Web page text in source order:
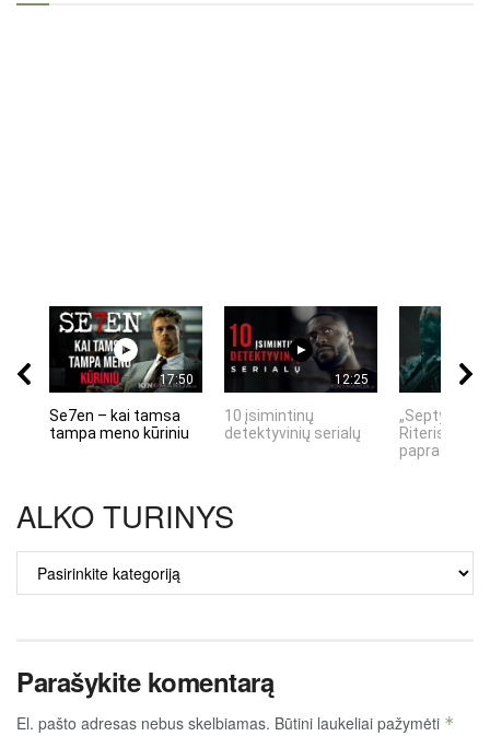
17:50
Se7en – kai tamsa
tampa meno kūriniu
12:25
10 įsimintinų
detektyvinių serialų
„Septynių
Riteris" – kai
ALKO TURINYS
ALKO
TURINYS
Parašykite komentarą
El. pašto adresas nebus skelbiamas. Būtini laukeliai pažymėti *